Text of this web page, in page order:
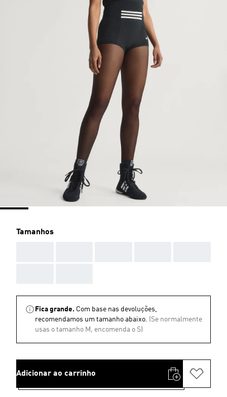
Tamanhos
Fica grande. Com base nas devoluções,
recomendamos um tamanho abaixo. (Se normalmente
usas o tamanho M, encomenda o S)
Adicionar ao carrinho